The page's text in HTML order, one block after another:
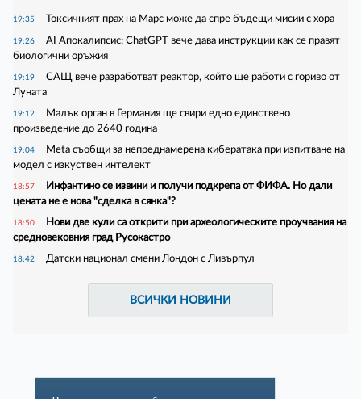
19:35 Токсичният прах на Марс може да спре бъдещи мисии с хора
19:26
AI Апокалипсис: ChatGPT вече дава инструкции как се правят
биологични оръжия
19:19
САЩ вече разработват реактор, който ще работи с гориво от
Луната
19:12
Малък орган в Германия ще свири едно единствено
произведение до 2640 година
19:04
Meta съобщи за непреднамерена кибератака при изпитване на
модел с изкуствен интелект
18:57
Инфантино се извини и получи подкрепа от ФИФА. Но дали
цената не е нова "сделка в сянка"?
18:50
Нови две кули са открити при археологическите проучвания на
средновековния град Русокастро
18:42 Датски национал смени Лондон с Ливърпул
ВСИЧКИ НОВИНИ